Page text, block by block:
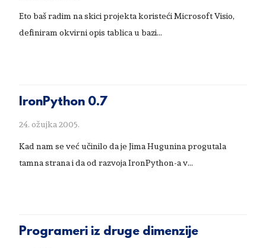
Eto baš radim na skici projekta koristeći Microsoft Visio,
definiram okvirni opis tablica u bazi...
IronPython 0.7
24. ožujka 2005.
Kad nam se već učinilo da je Jima Hugunina progutala
tamna strana i da od razvoja IronPython-a v...
Programeri iz druge dimenzije